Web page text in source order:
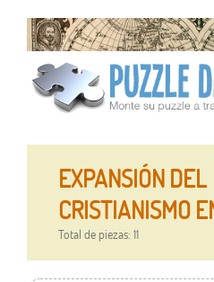
EXPANSIÓN DEL
CRISTIANISMO
Total de piezas: 11